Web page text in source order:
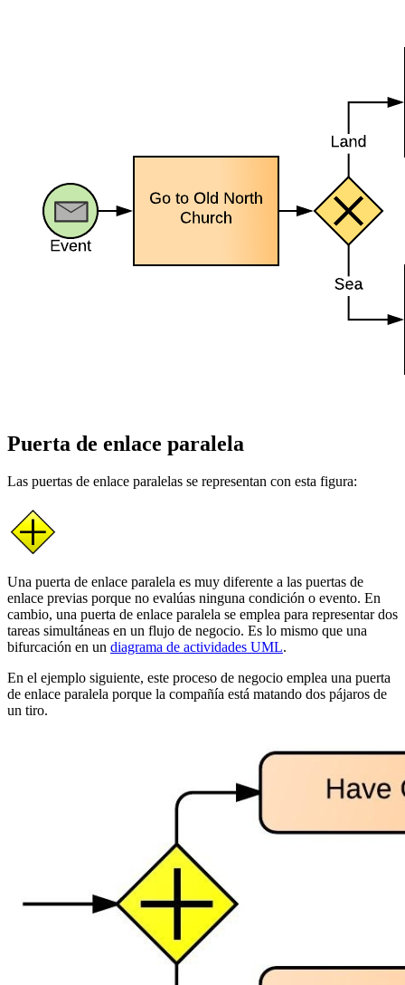
Puerta de enlace paralela
Las puertas de enlace paralelas se representan con esta figura:
Una puerta de enlace paralela es muy diferente a las puertas de
enlace previas porque no evalúas ninguna condición o evento. En
cambio, una puerta de enlace paralela se emplea para representar dos
tareas simultáneas en un flujo de negocio. Es lo mismo que una
bifurcación en un diagrama de actividades UML.
En el ejemplo siguiente, este proceso de negocio emplea una puerta
de enlace paralela porque la compañía está matando dos pájaros de
un tiro.